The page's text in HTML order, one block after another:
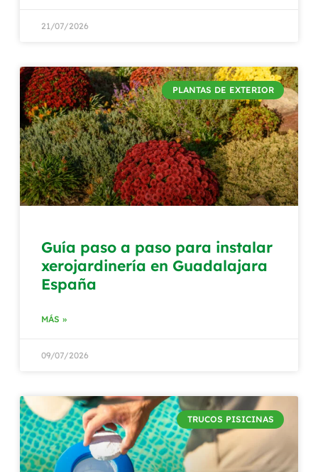
21/07/2026
PLANTAS DE EXTERIOR
Guía paso a paso para instalar
xerojardinería en Guadalajara
España
MÁS »
09/07/2026
TRUCOS PISICINAS